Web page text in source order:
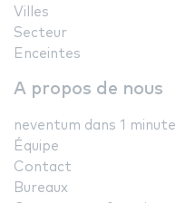
Villes
Secteur
Enceintes
A propos de nous
neventum dans 1 minute
Équipe
Contact
Bureaux